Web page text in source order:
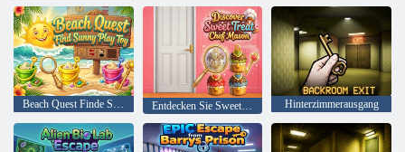
Beach Quest Finde Sunny Play Toy Entdecken Sie Sweet Treat Chef Mason Hinterzimmerausgang